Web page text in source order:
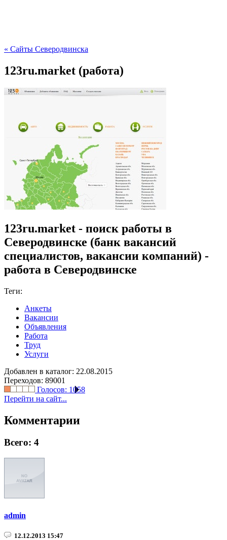
« Сайты Северодвинска
123ru.market (работа)
123ru.market - поиск работы в
Северодвинске (банк вакансий
специалистов, вакансии компаний) -
работа в Северодвинске
Теги:
Анкеты
Вакансии
Объявления
Работа
Труд
Услуги
Добавлен в каталог: 22.08.2015
Переходов: 89001
Голосов: 1058
Перейти на сайт...
Комментарии
Всего: 4
admin
12.12.2013 15:47